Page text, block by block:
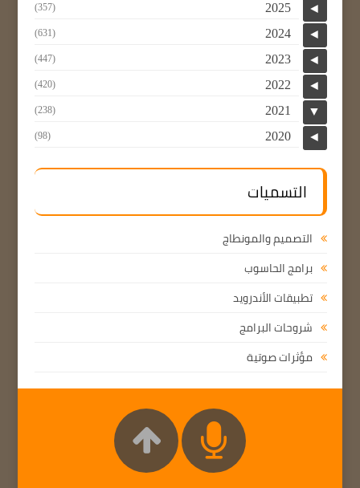
◄
2025
(357)
◄
2024
(631)
◄
2023
(447)
◄
2022
(420)
▼
2021
(238)
◄
2020
(98)
التسميات
التصميم والمونطاج
برامج الحاسوب
تطبيقات الأندرويد
شروحات البرامج
مؤثرات صوتية